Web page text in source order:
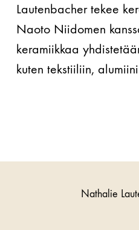
Lautenbacher tekee
Naoto Niidomen
keramiikkaa
kuten tekstiiliin,
Nathalie